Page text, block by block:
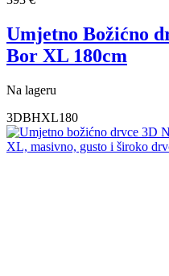
Umjetno Božićno
Bor XL 180cm
Na lageru
3DBHXL180